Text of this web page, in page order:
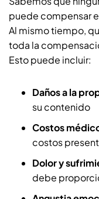
puede compensar
Al mismo tiempo,
toda la
Esto puede incluir:
Daños a la
su contenido
Costos
costos
Dolor y
debe